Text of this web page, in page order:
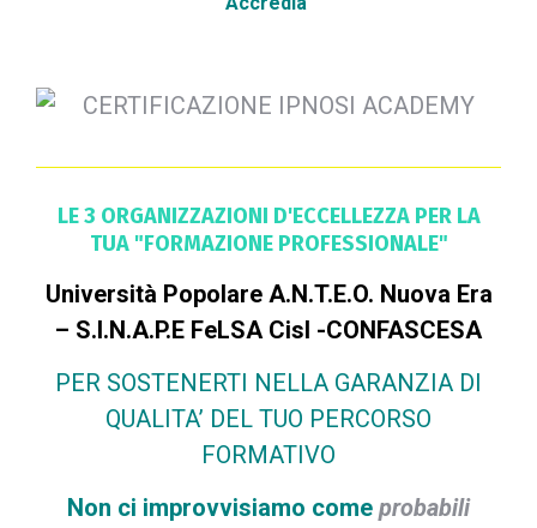
LE 3 ORGANIZZAZIONI D'ECCELLEZZA PER LA
TUA "FORMAZIONE PROFESSIONALE"
Università Popolare A.N.T.E.O. Nuova Era
– S.I.N.A.P.E FeLSA Cisl -CONFASCESA
PER SOSTENERTI NELLA GARANZIA DI
QUALITA’ DEL TUO PERCORSO
FORMATIVO
Non ci improvvisiamo come probabili